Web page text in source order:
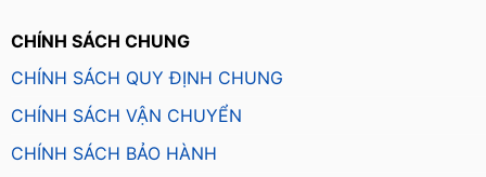
CHÍNH SÁCH CHUNG
CHÍNH SÁCH QUY ĐỊNH CHUNG
CHÍNH SÁCH VẬN CHUYỂN
CHÍNH SÁCH BẢO HÀNH